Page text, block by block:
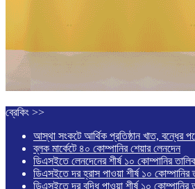
ব্রেকিং >>
আস্থা সংকটে আর্থিক প্রতিষ্ঠান খাত, বন্ধের
ব্লক মার্কেটে ৪০ কোম্পানির শেয়ার লেনদেন
ডিএসইতে লেনদেনের শীর্ষ ১০ কোম্পানির
ডিএসইতে দর হ্রাস পাওয়া শীর্ষ ১০ কোম্পানির
ডিএসইতে দর বৃদ্ধি পাওয়া শীর্ষ ১০ কোম্পানির